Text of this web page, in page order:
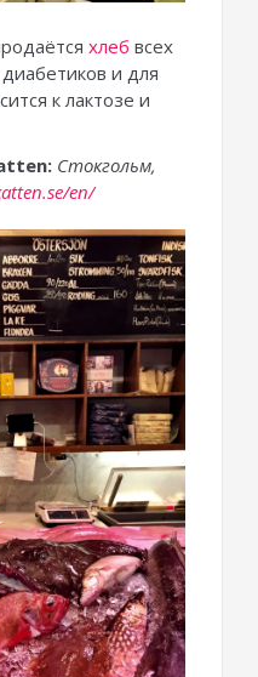
хлеб всех
и для
к лактозе и
Стокгольм,
en/